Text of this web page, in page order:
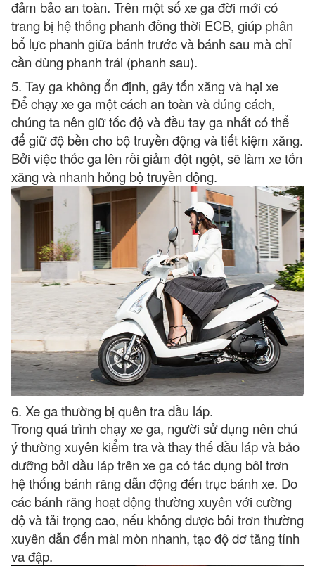
đảm bảo an toàn. Trên một số xe ga đời mới có
trang bị hệ thống phanh đồng thời ECB, giúp phân
bổ lực phanh giữa bánh trước và bánh sau mà chỉ
cần dùng phanh trái (phanh sau).
5. Tay ga không ổn định, gây tốn xăng và hại xe
Để chạy xe ga một cách an toàn và đúng cách,
chúng ta nên giữ tốc độ và đều tay ga nhất có thể
để giữ độ bền cho bộ truyền động và tiết kiệm xăng.
Bởi việc thốc ga lên rồi giảm đột ngột, sẽ làm xe tốn
xăng và nhanh hỏng bộ truyền động.
6. Xe ga thường bị quên tra dầu láp.
Trong quá trình chạy xe ga, người sử dụng nên chú
ý thường xuyên kiểm tra và thay thế dầu láp và bảo
dưỡng bởi dầu láp trên xe ga có tác dụng bôi trơn
hệ thống bánh răng dẫn động đến trục bánh xe. Do
các bánh răng hoạt động thường xuyên với cường
độ và tải trọng cao, nếu không được bôi trơn thường
xuyên dẫn đến mài mòn nhanh, tạo độ dơ tăng tính
va đập.